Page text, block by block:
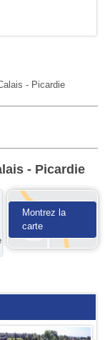
- Picardie
- Picardie
Montrez la
carte